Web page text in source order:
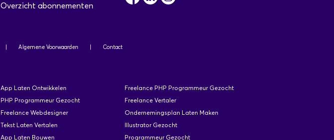
Overzicht abonnementen
Algemene Voorwaarden Contact
App Laten Ontwikkelen
Freelance PHP Programmeur Gezocht
PHP Programmeur Gezocht
Freelance Vertaler
Freelance Webdesigner
Ondernemingsplan Laten Maken
Tekst Laten Vertalen
Illustrator Gezocht
App Laten Bouwen Programmeur Gezocht